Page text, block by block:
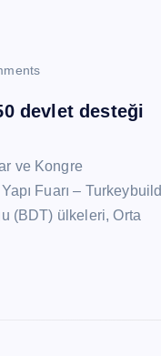
devlet desteği
ve Kongre
Fuarı – Turkeybuild
(BDT) ülkeleri, Orta